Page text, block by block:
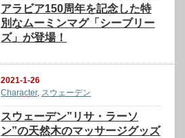
アラビア150周年を記念した特
別なムーミンマグ「シーブリー
ズ」が登場！
2021-1-26
Character, スウェーデン
スウェーデン”リサ・ラーソ
ン”の天然木のマッサージグッズ